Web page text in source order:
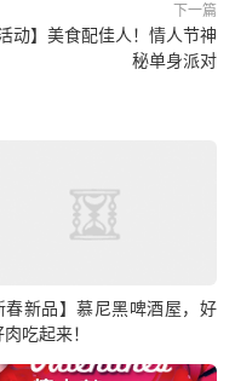
下一篇
活动】美食配佳人！情人节神
秘单身派对
春新品】慕尼黑啤酒屋，好
吃起来！